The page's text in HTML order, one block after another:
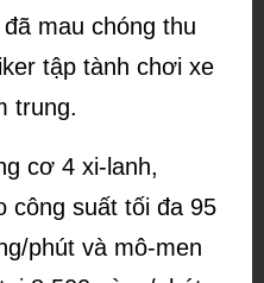
mau chóng thu
tập tành chơi xe
trung.
cơ 4 xi-lanh,
công suất tối đa 95
phút và mô-men